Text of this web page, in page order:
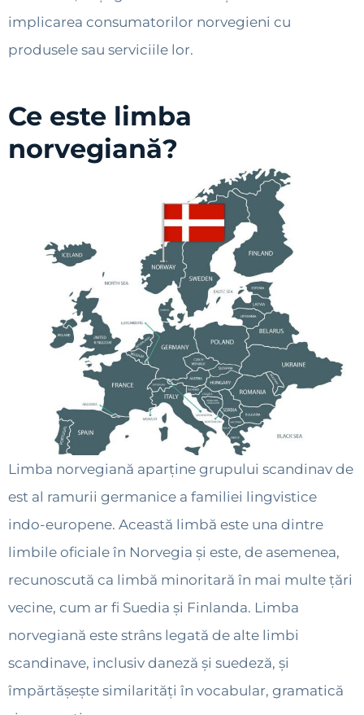
implicarea consumatorilor norvegieni cu
produsele sau serviciile lor.
Ce este limba
norvegiană?
Limba norvegiană aparține grupului scandinav de
est al ramurii germanice a familiei lingvistice
indo-europene. Această limbă este una dintre
limbile oficiale în Norvegia și este, de asemenea,
recunoscută ca limbă minoritară în mai multe țări
vecine, cum ar fi Suedia și Finlanda. Limba
norvegiană este strâns legată de alte limbi
scandinave, inclusiv daneză și suedeză, și
împărtășește similarități în vocabular, gramatică